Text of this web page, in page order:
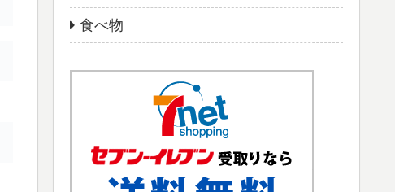
食べ物